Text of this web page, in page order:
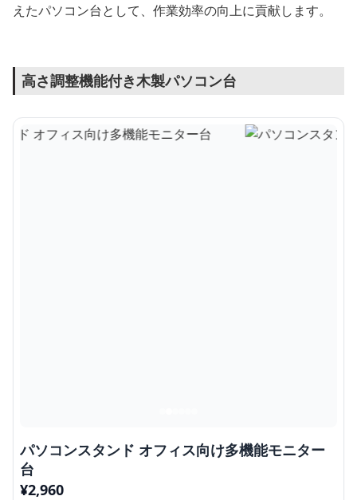
えたパソコン台として、作業効率の向上に貢献します。
高さ調整機能付き木製パソコン台
パソコンスタンド オフィス向け多機能モニター
台
¥2,960